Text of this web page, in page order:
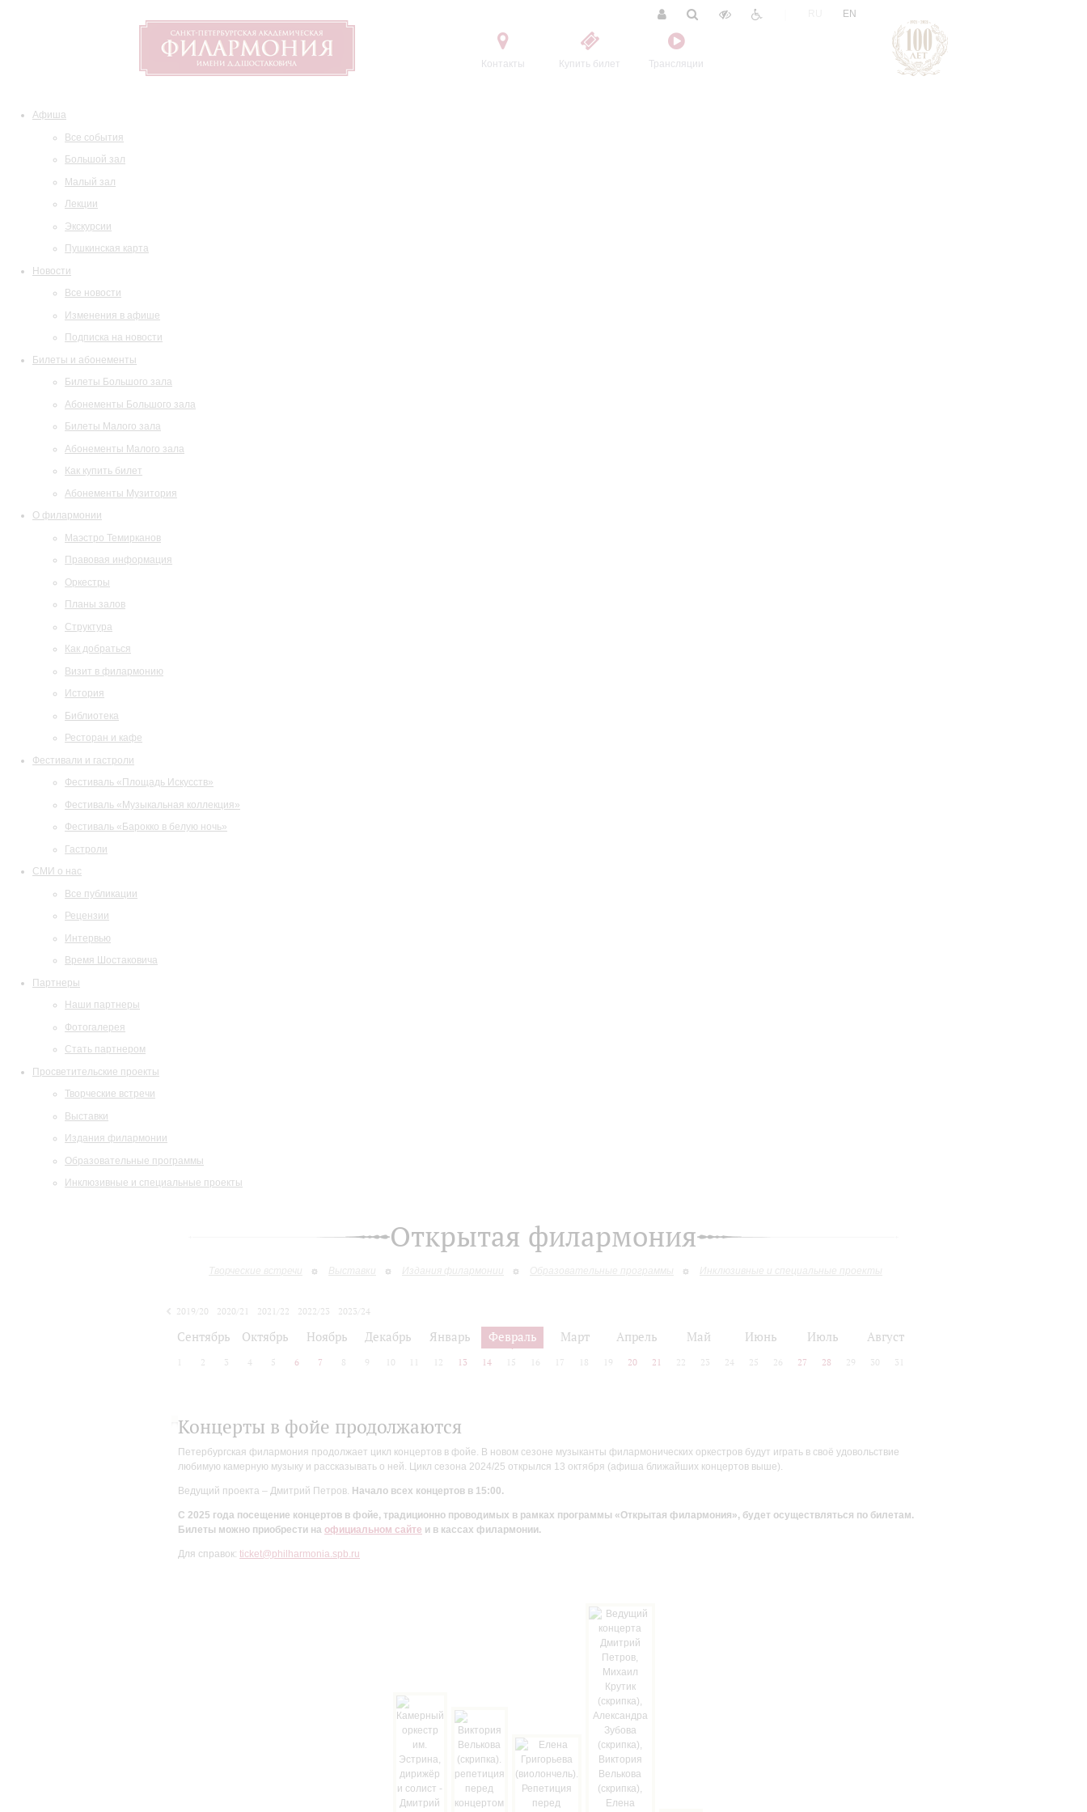
Контакты Купить билет Трансляции
EN
Афиша
Все события
Большой зал
Малый зал
Лекции
Экскурсии
Пушкинская карта
Новости
Все новости
Изменения в афише
Подписка на новости
Билеты и абонементы
Билеты Большого зала
Абонементы Большого зала
Билеты Малого зала
Абонементы Малого зала
Как купить билет
Абонементы Музитория
О филармонии
Маэстро Темирканов
Правовая информация
Оркестры
Планы залов
Структура
Как добраться
Визит в филармонию
История
Библиотека
Ресторан и кафе
Фестивали и гастроли
Фестиваль «Площадь Искусств»
Фестиваль «Музыкальная коллекция»
Фестиваль «Барокко в белую ночь»
Гастроли
СМИ о нас
Все публикации
Рецензии
Интервью
Время Шостаковича
Партнеры
Наши партнеры
Фотогалерея
Стать партнером
Просветительские проекты
Творческие встречи
Выставки
Издания филармонии
Образовательные программы
Инклюзивные и специальные проекты
Открытая филармония
Творческие встречи Выставки Издания филармонии Образовательные программы Инклюзивные и специальные проекты
2019/20 2020/21 2021/22 2022/23
2023/24
Сентябрь Октябрь Ноябрь Декабрь Январь Февраль Март Апрель Май Июнь Июль Август
2 3 4 5 6 7 8 9 10 12 13 14 15 16 17 18 19 20 21 22 23 24 25 26 27 28 29 30 31
Концерты в фойе продолжаются
Петербургская филармония продолжает цикл концертов в фойе. В новом сезоне музыканты филармонических оркестров будут играть в своё удовольствие
любимую камерную музыку и рассказывать о ней. Цикл сезона 2024/25 открылся 13 октября (афиша ближайших концертов выше).
Ведущий проекта – Дмитрий Петров. Начало всех концертов в 15:00.
С 2025 года посещение концертов в фойе, традиционно проводимых в рамках программы «Открытая филармония», будет осуществляться по билетам.
Билеты можно приобрести на официальном сайте и в кассах филармонии.
Для справок: ticket@philharmonia.spb.ru